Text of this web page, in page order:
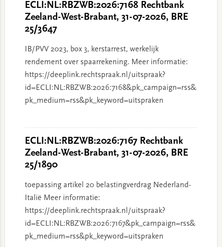
ECLI:NL:RBZWB:2026:7168 Rechtbank
Zeeland-West-Brabant, 31-07-2026, BRE
25/3647
IB/PVV 2023, box 3, kerstarrest, werkelijk
rendement over spaarrekening. Meer informatie:
https://deeplink.rechtspraak.nl/uitspraak?
id=ECLI:NL:RBZWB:2026:7168&pk_campaign=rss&
pk_medium=rss&pk_keyword=uitspraken
ECLI:NL:RBZWB:2026:7167 Rechtbank
Zeeland-West-Brabant, 31-07-2026, BRE
25/1890
toepassing artikel 20 belastingverdrag Nederland-
Italië Meer informatie:
https://deeplink.rechtspraak.nl/uitspraak?
id=ECLI:NL:RBZWB:2026:7167&pk_campaign=rss&
pk_medium=rss&pk_keyword=uitspraken